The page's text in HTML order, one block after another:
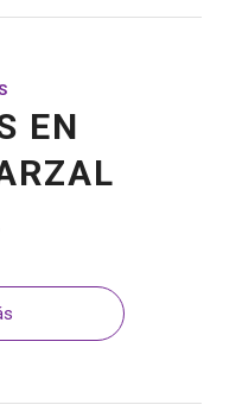
EN